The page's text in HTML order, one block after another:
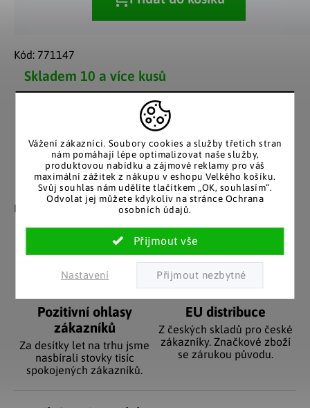
Vážení zákazníci. Soubory cookies a služby třetích stran
nám pomáhají lépe optimalizovat naše služby,
produktovou nabídku a zájmové reklamy pro váš
maximální zážitek z nákupu v eshopu Velkého košíku.
Svůj souhlas nám udělíte tlačítkem „OK, souhlasím“.
Odvolat jej můžete kdykoliv na stránce Ochrana
osobních údajů.
Nastavení
Skladem 10 a více kusů
Kód: 771147
Záruka spokojenosti
Nakupujete bez obav, férové
Katalog v tištěné
podobě
posíláme papírový katalog
do schránky.
Pozitivní ohlasy
zákazníků
Za desítky let na trhu jsme
nasbírali stovky tisíc
spokojených zákazníků.
EU distribuce
Z českých skladů pro české
zákazníky. Značkové zboží
se zárukou původu.